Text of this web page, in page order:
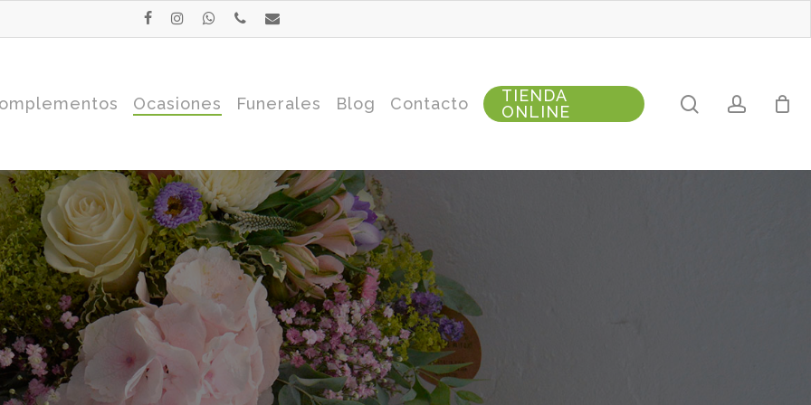
facebookinstagramwhatsappphoneemail
Ocasiones Funerales Blog Contacto
TIENDA
ONLINE
search